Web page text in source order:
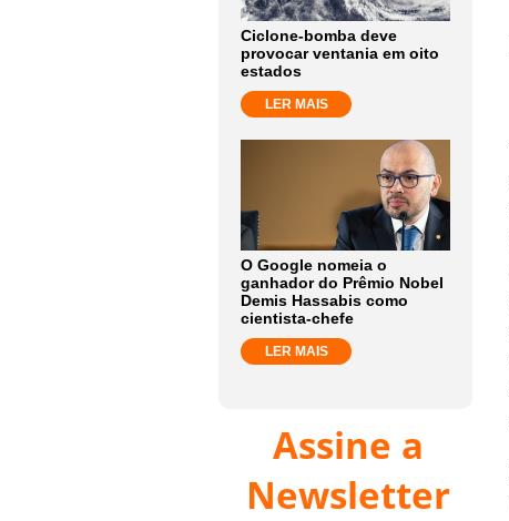
Ciclone-bomba deve
provocar ventania em oito
estados
LER MAIS
O Google nomeia o
ganhador do Prêmio Nobel
Demis Hassabis como
cientista-chefe
LER MAIS
Assine a
Newsletter